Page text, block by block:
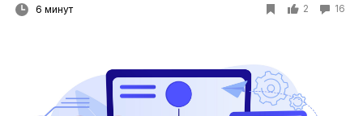
6 минут 2 16